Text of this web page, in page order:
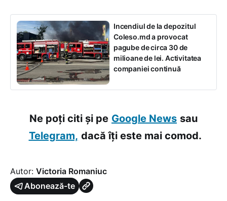
Incendiul de la depozitul
Coleso.md a provocat
pagube de circa 30 de
milioane de lei. Activitatea
companiei continuă
Ne poți citi și pe Google News sau
Telegram, dacă îți este mai comod.
Autor: Victoria Romaniuc
Abonează-te